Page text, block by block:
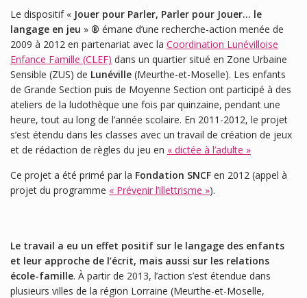
Le dispositif « Jouer pour Parler, Parler pour Jouer… le
langage en jeu » ® émane d’une recherche-action menée de
2009 à 2012 en partenariat avec la Coordination Lunévilloise
Enfance Famille (CLEF) dans un quartier situé en Zone Urbaine
Sensible (ZUS) de Lunéville (Meurthe-et-Moselle). Les enfants
de Grande Section puis de Moyenne Section ont participé à des
ateliers de la ludothèque une fois par quinzaine, pendant une
heure, tout au long de l’année scolaire. En 2011-2012, le projet
s’est étendu dans les classes avec un travail de création de jeux
et de rédaction de règles du jeu en « dictée à l’adulte »
Ce projet a été primé par la Fondation SNCF en 2012 (appel à
projet du programme « Prévenir l’illettrisme »).
Le travail a eu un effet positif sur le langage des enfants
et leur approche de l’écrit, mais aussi sur les relations
école-famille. À partir de 2013, l’action s’est étendue dans
plusieurs villes de la région Lorraine (Meurthe-et-Moselle,